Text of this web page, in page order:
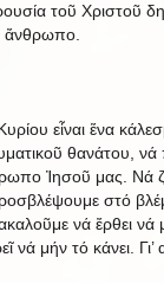
τοῦ Χριστοῦ
ἄνθρωπο.
εἶναι ἕνα
θανάτου, νά
Ἰησοῦ μας. Νά
στό
νά ἔρθει νά
νά μήν τό κάνει.